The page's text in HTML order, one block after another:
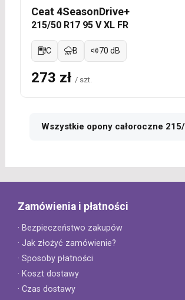
Ceat 4SeasonDrive+
215/50 R17 95 V XL FR
C B 70 dB
273 zł / szt.
Wszystkie opony całoroczne
Zamówienia i płatności
· Bezpieczeństwo zakupów
· Jak złożyć zamówienie?
· Sposoby płatności
· Koszt dostawy
· Czas dostawy